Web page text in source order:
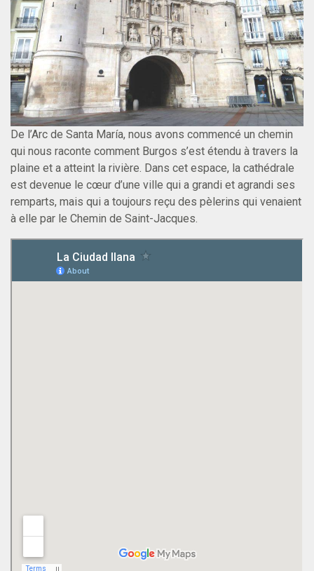
De l’Arc de Santa María, nous avons commencé un chemin
qui nous raconte comment Burgos s’est étendu à travers la
plaine et a atteint la rivière. Dans cet espace, la cathédrale
est devenue le cœur d’une ville qui a grandi et agrandi ses
remparts, mais qui a toujours reçu des pèlerins qui venaient
à elle par le Chemin de Saint-Jacques.